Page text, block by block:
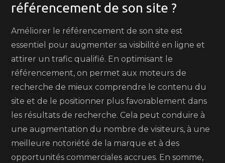
référencement de son site ?
Améliorer le référencement de son site est
essentiel pour augmenter sa visibilité en ligne et
attirer un trafic qualifié. En optimisant le
référencement, on permet aux moteurs de
recherche de mieux comprendre le contenu du
site et de le positionner plus favorablement dans
les résultats de recherche. Cela peut conduire à
une augmentation du nombre de visiteurs, à une
meilleure notoriété de la marque et à des
opportunités commerciales accrues. En somme,